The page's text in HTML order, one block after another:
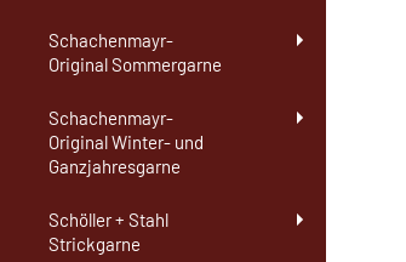
Schachenmayr-
Original Sommergarne
Schachenmayr-
Original Winter- und
Ganzjahresgarne
Schöller + Stahl
Strickgarne